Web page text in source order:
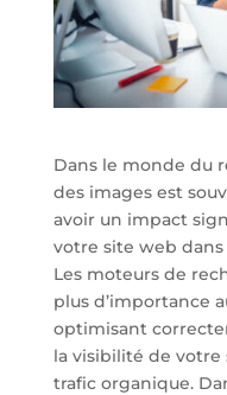
Dans le monde du
des images est
avoir un impact
votre site web
Les moteurs de
plus d’importance
optimisant
la visibilité de
trafic organique.